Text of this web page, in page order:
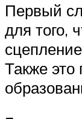
Первый
для того,
Также это